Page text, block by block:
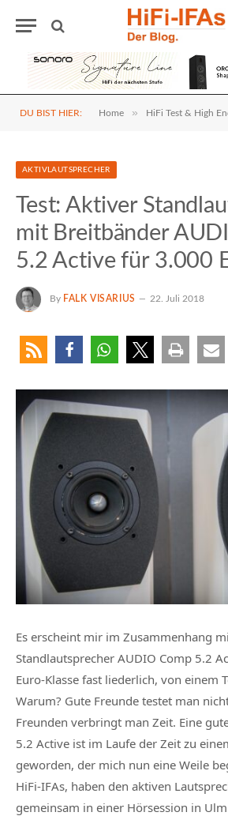
DU BIST HIER: Home » HiFi Test & High
AKTIVLAUTSPRECHER
Test: Aktiver
mit Breitbänder
5.2 Active für 3.000
By FALK VISARIUS 22. Juli 2018
Es erscheint mir im Zusammenhang
Standlautsprecher AUDIO Comp 5.2
Euro-Klasse fast liederlich, von einem
Warum? Gute Freunde testet man
Freunden verbringt man Zeit. Eine
5.2 Active ist im Laufe der Zeit zu
geworden, der mich nun eine Weile
HiFi-IFAs, haben den aktiven
gemeinsam in einer Hörsession in